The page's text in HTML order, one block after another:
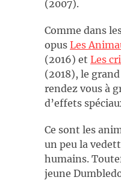
(2007).
Comme dans
opus Les
(2016) et Les
(2018), le
rendez vous à
d’effets
Ce sont les
un peu la
humains.
jeune